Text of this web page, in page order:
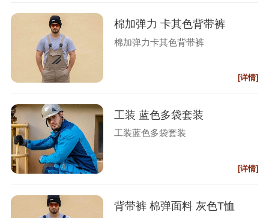
棉加弹力 卡其色背带裤
棉加弹力卡其色背带裤
[详情]
工装 蓝色多袋套装
工装蓝色多袋套装
[详情]
背带裤 棉弹面料 灰色T恤